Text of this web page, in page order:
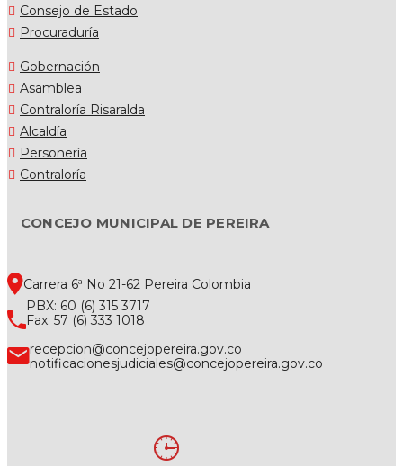
Consejo de Estado
Procuraduría
Gobernación
Asamblea
Contraloría Risaralda
Alcaldía
Personería
Contraloría
CONCEJO MUNICIPAL DE PEREIRA
Carrera 6ª No 21-62 Pereira Colombia
PBX: 60 (6) 315 3717
Fax: 57 (6) 333 1018
recepcion@concejopereira.gov.co
notificacionesjudiciales@concejopereira.gov.co